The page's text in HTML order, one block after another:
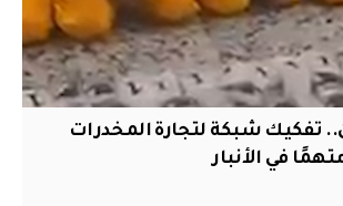
تفكيك شبكة لتجارة المخدرات